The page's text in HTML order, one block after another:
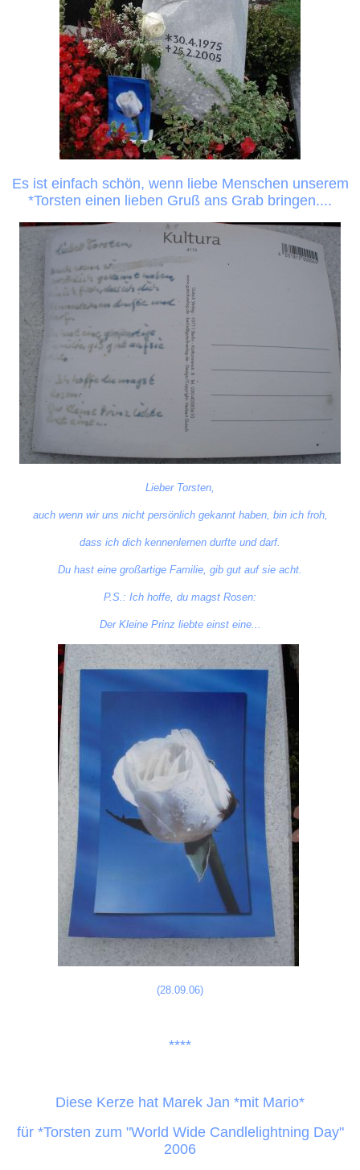
Es ist einfach schön, wenn liebe Menschen unserem
*Torsten einen lieben Gruß ans Grab bringen....
Lieber Torsten,
auch wenn wir uns nicht persönlich gekannt haben, bin ich froh,
dass ich dich kennenlernen durfte und darf.
Du hast eine großartige Familie, gib gut auf sie acht.
P.S.: Ich hoffe, du magst Rosen:
Der Kleine Prinz liebte einst eine...
(28.09.06)
****
Diese Kerze hat Marek Jan *mit Mario*
für *Torsten zum "World Wide Candlelightning Day"
2006